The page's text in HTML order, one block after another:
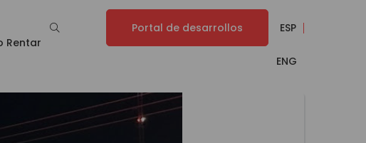
Rentar
Portal de desarrollos ESP
ENG